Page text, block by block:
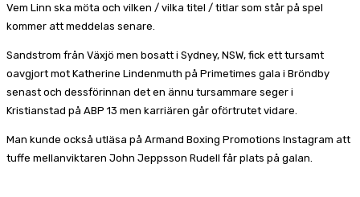
Vem Linn ska möta och vilken / vilka titel / titlar som står på spel
kommer att meddelas senare.
Sandstrom från Växjö men bosatt i Sydney, NSW, fick ett tursamt
oavgjort mot Katherine Lindenmuth på Primetimes gala i Bröndby
senast och dessförinnan det en ännu tursammare seger i
Kristianstad på ABP 13 men karriären går oförtrutet vidare.
Man kunde också utläsa på Armand Boxing Promotions Instagram att
tuffe mellanviktaren John Jeppsson Rudell får plats på galan.